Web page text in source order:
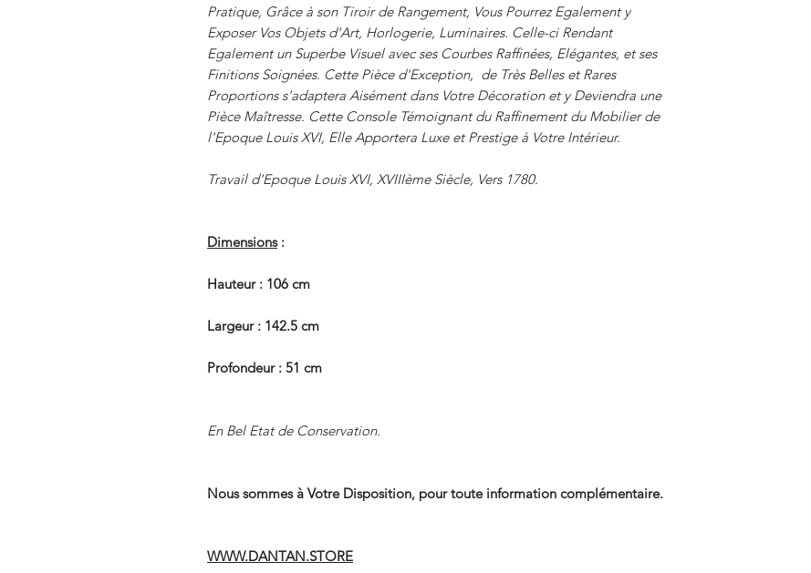
Pratique, Grâce à son Tiroir de Rangement, Vous Pourrez Egalement y
Exposer Vos Objets d'Art, Horlogerie, Luminaires. Celle-ci Rendant
Egalement un Superbe Visuel avec ses Courbes Raffinées, Elégantes, et ses
Finitions Soignées. Cette Pièce d'Exception, de Très Belles et Rares
Proportions s'adaptera Aisément dans Votre Décoration et y Deviendra une
Pièce Maîtresse. Cette Console Témoignant du Raffinement du Mobilier de
l'Epoque Louis XVI, Elle Apportera Luxe et Prestige à Votre Intérieur.
Travail d'Epoque Louis XVI, XVIIIème Siècle, Vers 1780.
Dimensions:
Hauteur : 106 cm
Largeur : 142.5 cm
Profondeur : 51 cm
En Bel Etat de Conservation.
Nous sommes à Votre Disposition, pour toute information complémentaire.
WWW.DANTAN.STORE